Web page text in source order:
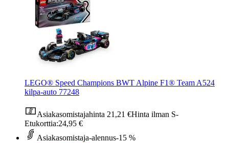
LEGO® Speed Champions BWT Alpine F1® Team A524
kilpa-auto 77248
Asiakasomistajahinta 21,21 €Hinta ilman S-
Etukorttia:24,95 €
Asiakasomistaja-alennus-15 %